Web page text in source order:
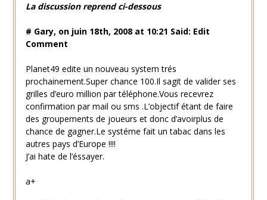
La discussion reprend ci-dessous
# Gary, on juin 18th, 2008 at 10:21 Said: Edit
Comment
Planet49 edite un nouveau system trés
prochainement.Super chance 100.Il sagit de valider ses
grilles d’euro million par téléphone.Vous recevrez
confirmation par mail ou sms .L’objectif étant de faire
des groupements de joueurs et donc d’avoirplus de
chance de gagner.Le systéme fait un tabac dans les
autres pays d’Europe !!!!
J’ai hate de l’éssayer.
a+